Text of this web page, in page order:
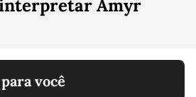
Amyr
você